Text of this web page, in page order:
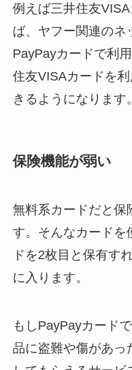
例えば三井住友
ば、ヤフー関連のネ
PayPayカードで利
住友VISAカードを
きるようになります。
保険機能が弱い
無料系カードだと保
す。そんなカードを
ドを2枚目と保有す
に入ります。
もしPayPayカード
品に盗難や傷があっ